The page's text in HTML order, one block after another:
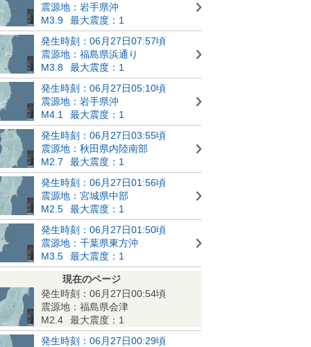
震源地：岩手県沖
M3.9
最大震度：1
発生時刻：06月27日07:57頃
震源地：福島県浜通り
M3.8
最大震度：1
発生時刻：06月27日05:10頃
震源地：岩手県沖
M4.1
最大震度：1
発生時刻：06月27日03:55頃
震源地：秋田県内陸南部
M2.7
最大震度：1
発生時刻：06月27日01:56頃
震源地：宮城県中部
M2.5
最大震度：1
発生時刻：06月27日01:50頃
震源地：千葉県東方沖
M3.5
最大震度：1
現在のページ
発生時刻：06月27日00:54頃
震源地：福島県会津
M2.4
最大震度：1
発生時刻：06月27日00:29頃